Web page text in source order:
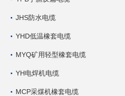
JHS防水电缆
YHD低温橡套电缆
MYQ矿用轻型橡套电缆
YH电焊机电缆
MCP采煤机橡套电缆